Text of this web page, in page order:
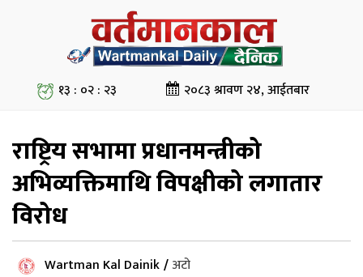
१३ : ०२ : २४ २०८३ श्रावण २४, आईतबार
राष्ट्रिय सभामा प्रधानमन्त्रीको
अभिव्यक्तिमाथि विपक्षीको लगातार
विरोध
Wartman Kal Dainik/अटो